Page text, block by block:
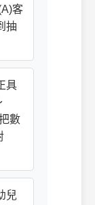
客
抽
具
數
兒